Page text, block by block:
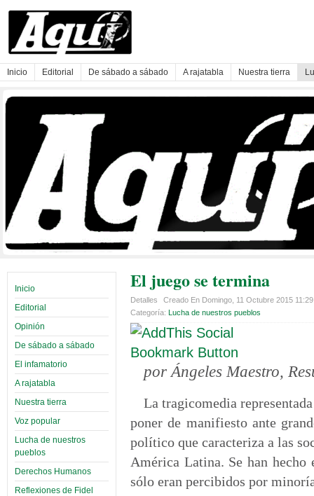
Inicio Editorial De sábado a sábado A rajatabla Nuestra tierra
Inicio
Editorial
Opinión
De sábado a sábado
El infamatorio
A rajatabla
Nuestra tierra
Voz popular
Lucha de nuestros
pueblos
Derechos Humanos
Reflexiones de Fidel
El juego se termina
Detalles
Creado En Domingo, 11 Octubre 2015
Categoría: Lucha de nuestros pueblos
por Ángeles Maestro,
La tragicomedia
poner de manifiesto ante
político que caracteriza a las
América Latina. Se han hecho
sólo eran percibidos por